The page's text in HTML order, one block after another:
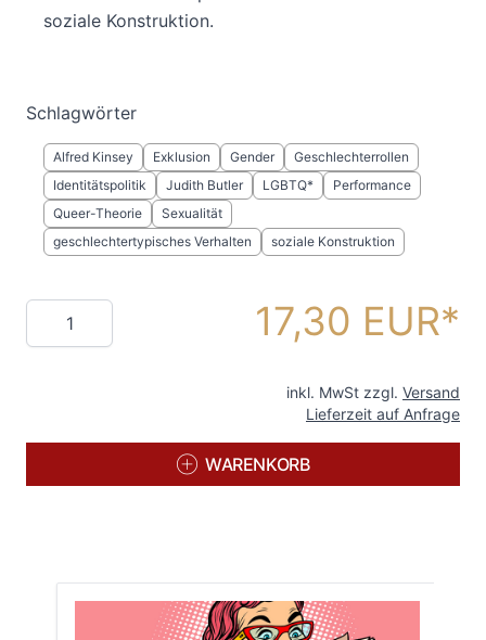
soziale Konstruktion.
Schlagwörter
Alfred Kinsey Exklusion Gender
Geschlechterrollen
Identitätspolitik
Judith Butler LGBTQ*
Performance
Queer-Theorie
Sexualität
geschlechtertypisches Verhalten
soziale Konstruktion
Menge 17,30 EUR
inkl. MwSt zzgl. Versand
Lieferzeit auf Anfrage
WARENKORB